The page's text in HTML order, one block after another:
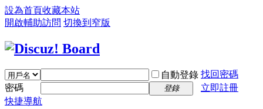
設為首頁收藏本站
開啟輔助訪問 切換到窄版
自動登錄 找回密碼
密碼
登錄
立即註冊
快捷導航